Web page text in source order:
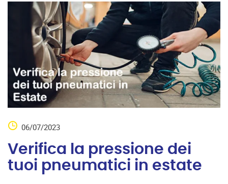
06/07/2023
Verifica la pressione dei
tuoi pneumatici in estate